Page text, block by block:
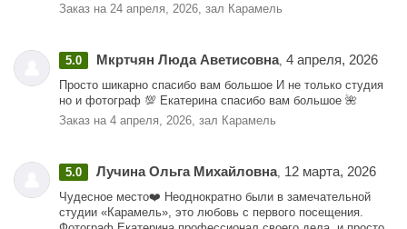
Заказ на 24 апреля, 2026, зал Карамель
5.0 Мкртчян Люда Аветисовна, 4 апреля, 2026
Просто шикарно спасибо вам большое И не только студия
но и фотограф 💯 Екатерина спасибо вам большое 🌺
Заказ на 4 апреля, 2026, зал Карамель
5.0 Лучина Ольга Михайловна, 12 марта, 2026
Чудесное место❤️ Неоднократно были в замечательной
студии «Карамель», это любовь с первого посещения.